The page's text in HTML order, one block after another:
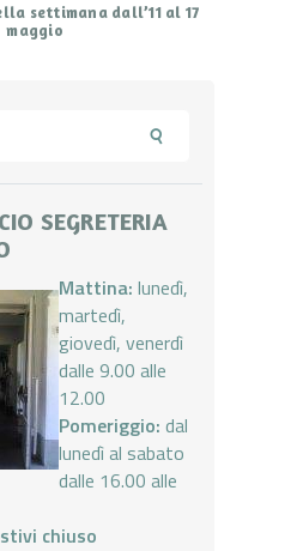
settimana dall’11 al 17
maggio
SEGRETERIA
Mattina: lunedì,
martedì,
giovedì, venerdì
dalle 9.00 alle
12.00
Pomeriggio: dal
lunedì al sabato
dalle 16.00 alle
chiuso